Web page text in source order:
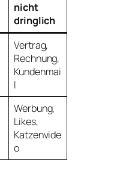
nicht
dringlich
Vertrag,
Rechnung,
Kundenmai
l
Werbung,
Likes,
Katzenvide
o